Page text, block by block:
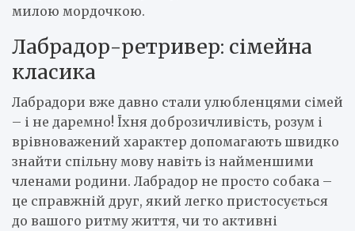
милою мордочкою.
Лабрадор-ретривер: сімейна
класика
Лабрадори вже давно стали улюбленцями сімей
– і не даремно! Їхня доброзичливість, розум і
врівноважений характер допомагають швидко
знайти спільну мову навіть із найменшими
членами родини. Лабрадор не просто собака –
це справжній друг, який легко пристосується
до вашого ритму життя, чи то активні